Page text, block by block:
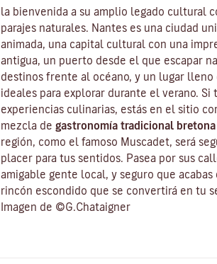
la bienvenida a su amplio legado cultural
parajes naturales. Nantes es una ciudad
animada, una capital cultural con una
antigua, un puerto desde el que escapar
destinos frente al océano, y un lugar lleno
ideales para explorar durante el verano. Si
experiencias culinarias, estás en el sitio
mezcla de gastronomía tradicional bretona
región, como el famoso Muscadet , será
placer para tus sentidos. Pasea por sus
amigable gente local, y seguro que
rincón escondido que se convertirá en tu
Imagen de ©G.Chataigner